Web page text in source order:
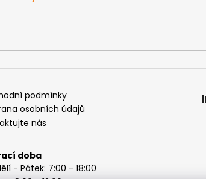
podmínky
osobních údajů
nás
doba
- Pátek: 7:00 - 18:00